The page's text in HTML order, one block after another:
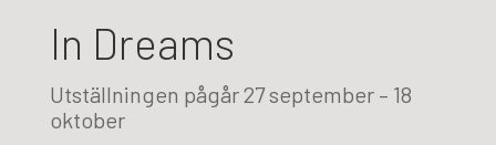
In Dreams
Utställningen pågår 27 september – 18
oktober